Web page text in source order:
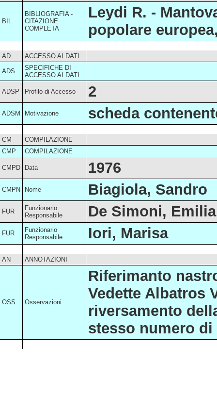
BIL
BIBLIOGRAFIA -
CITAZIONE
COMPLETA
Leydi R. -
popolare
AD ACCESSO AI DATI
ADS
SPECIFICHE DI
ACCESSO AI DATI
ADSP Profilo di Accesso 2
ADSM Motivazione scheda
CM
COMPILAZIONE
CMP
COMPILAZIONE
CMPD Data 1976
CMPN Nome Biagiola, Sandro
FUR
Funzionario
Responsabile
De Simoni, Emilia
FUR
Funzionario
Responsabile
Iori, Marisa
AN ANNOTAZIONI
OSS Osservazioni
Riferimanto
Vedette Albatros
riversamento
stesso numero